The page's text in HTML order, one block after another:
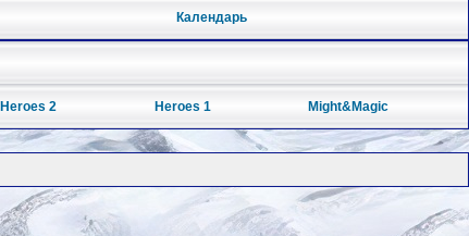
Календарь
Heroes 2 Heroes 1 Might&Magic